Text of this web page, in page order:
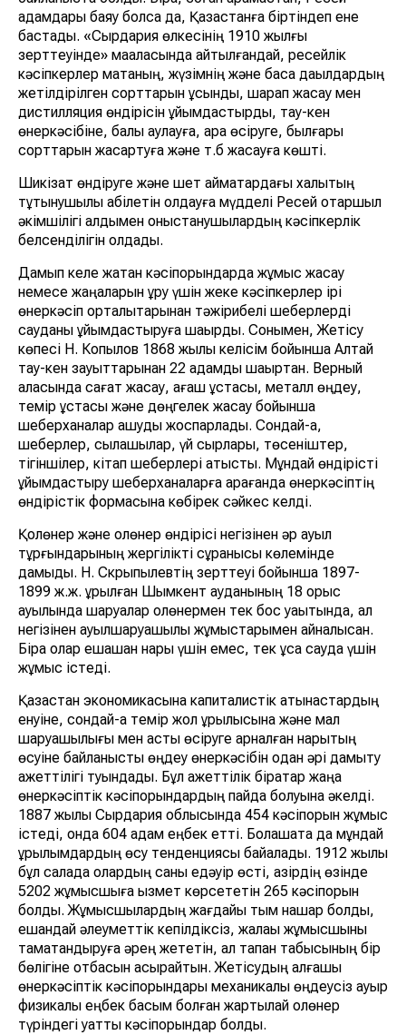
адамдары баяу болса да, Қазақстанға біртіндеп ене
бастады. «Сырдария өлкесінің 1910 жылғы
зерттеуінде» мақаласында айтылғандай, ресейлік
кәсіпкерлер мақтаның, жүзімнің және басқа дақылдардың
жетілдірілген сорттарын ұсынды, шарап жасау мен
дистилляция өндірісін ұйымдастырды, тау-кен
өнеркәсібіне, балық аулауға, ара өсіруге, былғары
сорттарын жақсартуға және т.б жасауға көшті.
Шикізат өндіруге және шет аймақтардағы халықтың
тұтынушылық қабілетін қолдауға мүдделі Ресей отаршыл
әкімшілігі алдымен қоныстанушылардың кәсіпкерлік
белсенділігін қолдады.
Дамып келе жатқан кәсіпорындарда жұмыс жасау
немесе жаңаларын құру үшін жеке кәсіпкерлер ірі
өнеркәсіп орталықтарынан тәжірибелі шеберлерді
сауданы ұйымдастыруға шақырды. Сонымен, Жетісу
көпесі Н. Копылов 1868 жылы келісім бойынша Алтай
тау-кен зауыттарынан 22 адамды шақыртқан. Верный
қаласында сағат жасау, ағаш ұстасы, металл өңдеу,
темір ұстасы және дөңгелек жасау бойынша
шеберханалар ашуды жоспарлады. Сондай-ақ,
шеберлер, сылақшылар, үй сырлары, төсеніштер,
тігіншілер, кітап шеберлері қатысты. Мұндай өндірісті
ұйымдастыру шеберханаларға қарағанда өнеркәсіптің
өндірістік формасына көбірек сәйкес келді.
Қолөнер және қолөнер өндірісі негізінен әр ауыл
тұрғындарының жергілікті сұранысы көлемінде
дамыды. Н. Скрыпылевтің зерттеуі бойынша 1897-
1899 ж.ж. құрылған Шымкент ауданының 18 орыс
ауылында шаруалар қолөнермен тек бос уақытында, ал
негізінен ауылшаруашылық жұмыстарымен айналысқан.
Бірақ олар ешқашан нарық үшін емес, тек ұсақ сауда үшін
жұмыс істеді.
Қазақстан экономикасына капиталистік қатынастардың
енуіне, сондай-ақ темір жол құрылысына және мал
шаруашылығы мен астық өсіруге арналған нарықтың
өсуіне байланысты өңдеу өнеркәсібін одан әрі дамыту
қажеттілігі туындады. Бұл қажеттілік бірқатар жаңа
өнеркәсіптік кәсіпорындардың пайда болуына әкелді.
1887 жылы Сырдария облысында 454 кәсіпорын жұмыс
істеді, онда 604 адам еңбек етті. Болашақта да мұндай
құрылымдардың өсу тенденциясы байқалады. 1912 жылы
бұл салада олардың саны едәуір өсті, қазірдің өзінде
5202 жұмысшыға қызмет көрсететін 265 кәсіпорын
болды. Жұмысшылардың жағдайы тым нашар болды,
ешқандай әлеуметтік кепілдіксіз, жалақы жұмысшыны
тамақтандыруға әрең жететін, ал тапқан табысының бір
бөлігіне отбасын асырайтын. Жетісудың алғашқы
өнеркәсіптік кәсіпорындары механикалық өңдеусіз ауыр
физикалық еңбек басым болған жартылай қолөнер
түріндегі қуатты кәсіпорындар болды.